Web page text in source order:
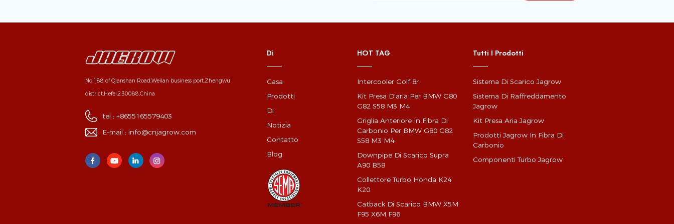
No.188 of Qianshan Road,Weilan business port,Zhengwu
district,Hefei,230088,China
tel :+8655165579403
E-mail :info@cnjagrow.com
Di
Casa
Prodotti
Di
Notizia
Contatto
Blog
HOT TAG
Intercooler Golf 8r
Kit Presa D'aria Per BMW G80
G82 S58 M3 M4
Griglia Anteriore In Fibra Di
Carbonio Per BMW G80 G82
S58 M3 M4
Downpipe Di Scarico Supra
A90 B58
Collettore Turbo Honda K24
K20
Catback Di Scarico BMW X5M
F95 X6M F96
Tutti I Prodotti
Sistema Di Scarico Jagrow
Sistema Di Raffreddamento
Jagrow
Kit Presa Aria Jagrow
Prodotti Jagrow In Fibra Di
Carbonio
Componenti Turbo Jagrow